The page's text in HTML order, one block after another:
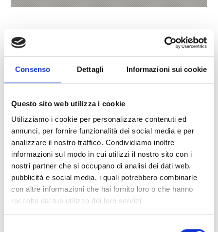
Consenso Dettagli Informazioni sui cookie
Questo sito web utilizza i cookie
Utilizziamo i cookie per personalizzare contenuti ed
annunci, per fornire funzionalità dei social media e per
analizzare il nostro traffico. Condividiamo inoltre
informazioni sul modo in cui utilizzi il nostro sito con i
nostri partner che si occupano di analisi dei dati web,
pubblicità e social media, i quali potrebbero combinarle
con altre informazioni che hai fornito loro o che hanno
raccolto dal tuo utilizzo dei loro servizi.
Altri link interessanti